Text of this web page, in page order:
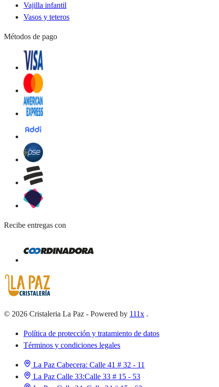
Vajilla infantil
Vasos y teteros
Métodos de pago
Recibe entregas con
© 2026 Cristaleria La Paz - Powered by 111x .
Política de protección y tratamiento de datos
Términos y condiciones legales
La Paz Cabecera: Calle 41 # 32 - 11
La Paz Calle 33:Calle 33 # 15 - 53